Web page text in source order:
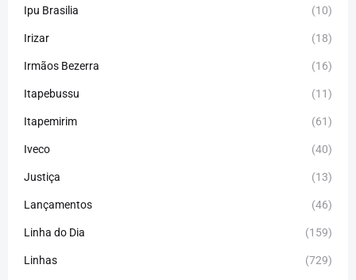
Ipu Brasilia (10)
Irizar (18)
Irmãos Bezerra (16)
Itapebussu (11)
Itapemirim (61)
Iveco (40)
Justiça (13)
Lançamentos (46)
Linha do Dia (159)
Linhas (729)